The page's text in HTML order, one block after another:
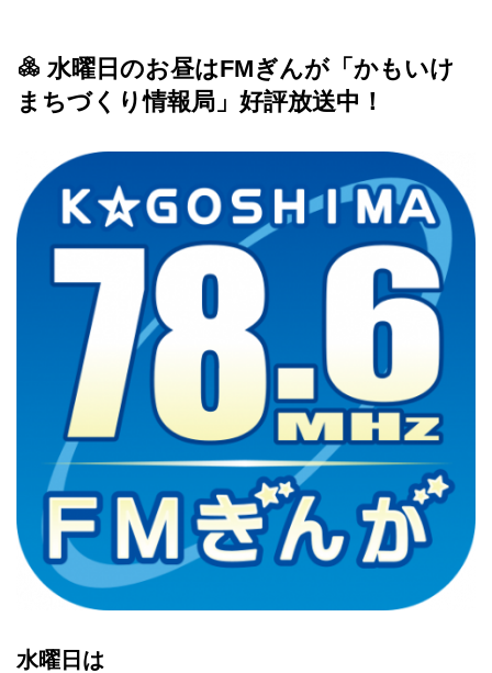
水曜日のお昼はFMぎんが「かもいけ
まちづくり情報局」好評放送中！
水曜日は